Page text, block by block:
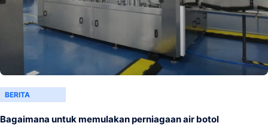
BERITA
Bagaimana untuk memulakan perniagaan air botol